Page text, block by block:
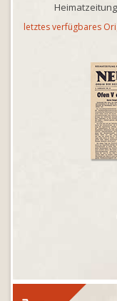
letztes verfügbares